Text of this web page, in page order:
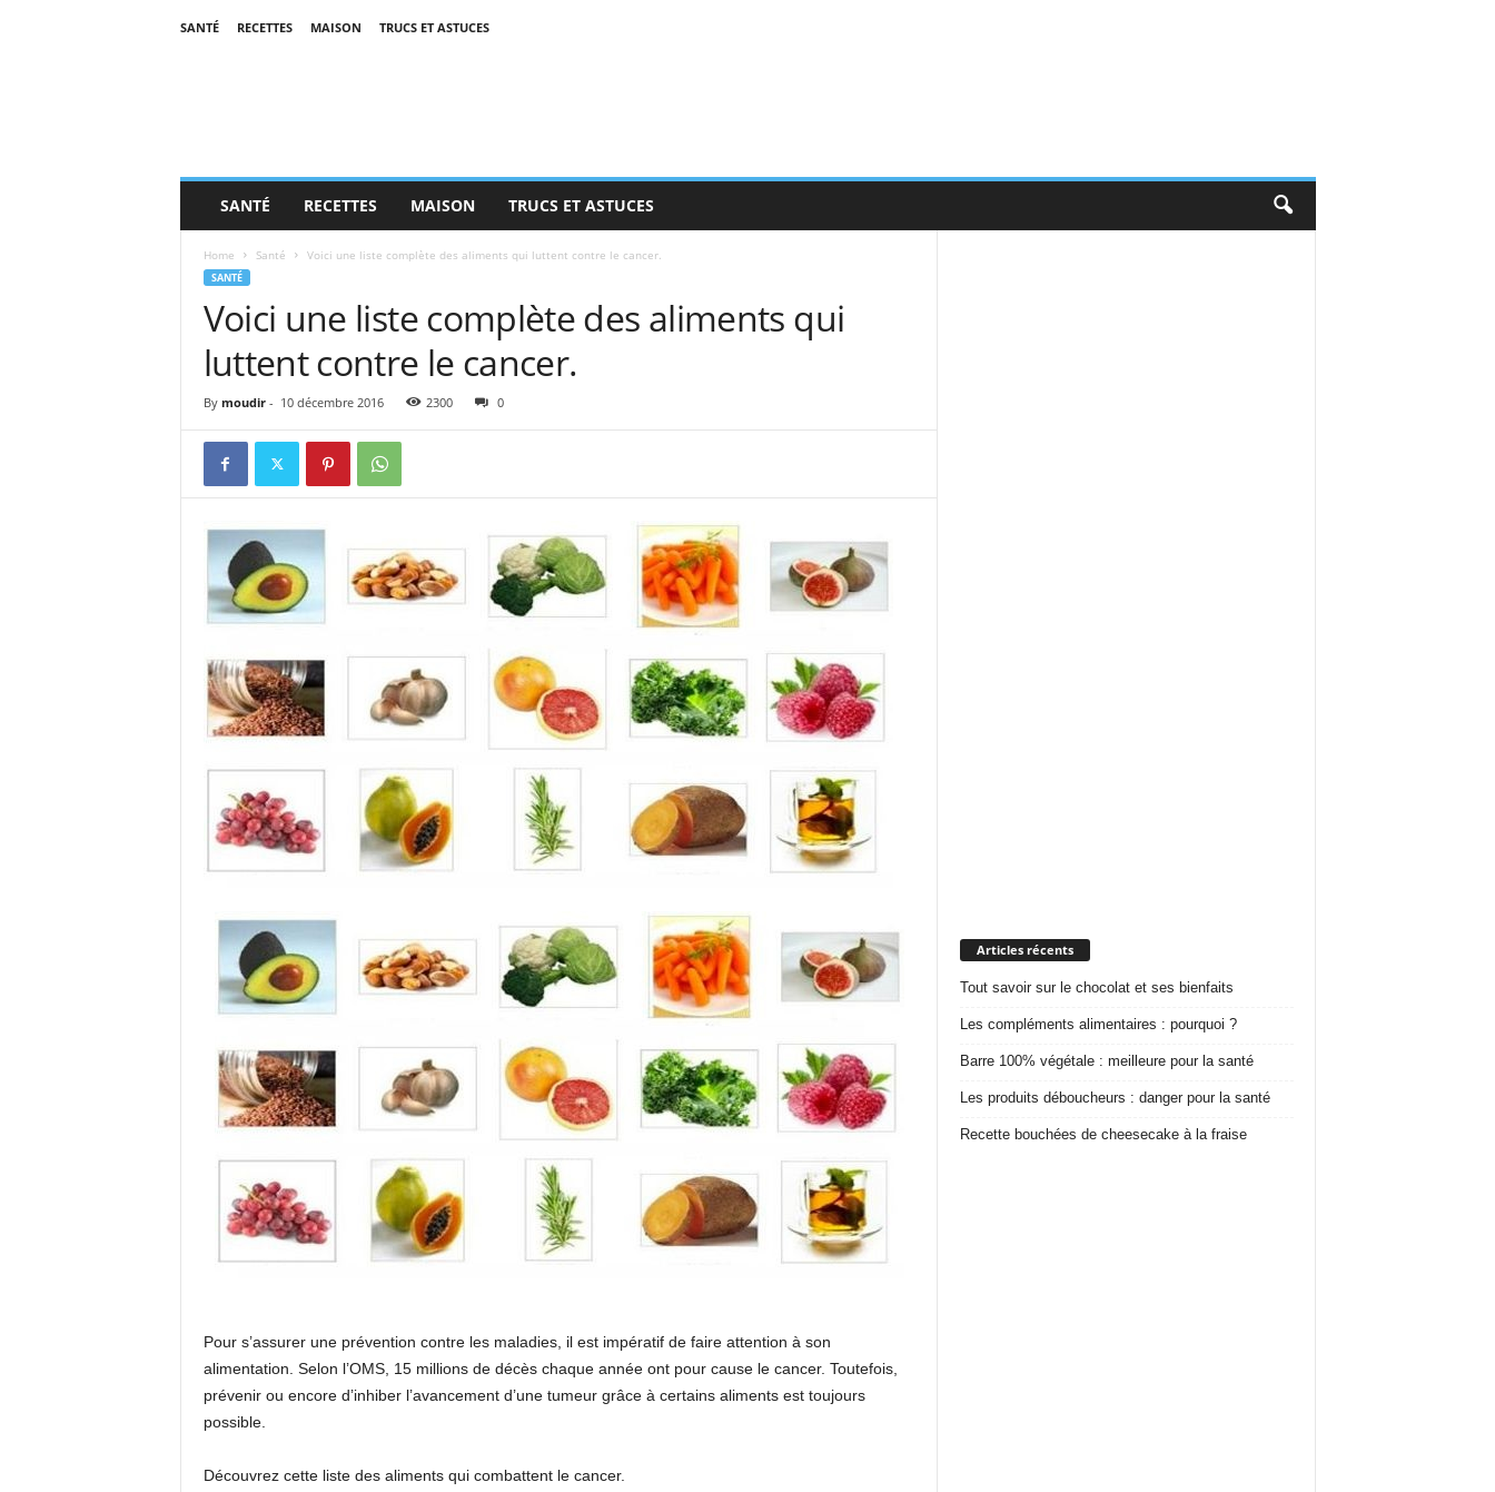
SANTÉ RECETTES MAISON TRUCS ET ASTUCES
SANTÉ RECETTES MAISON TRUCS ET ASTUCES
Home Santé Voici une liste complète des aliments qui luttent contre le cancer.
SANTÉ
Voici une liste complète des aliments qui
luttent contre le cancer.
By moudir- 10 décembre 2016 2300 0
Pour s’assurer une prévention contre les maladies, il est impératif de faire attention à son
alimentation. Selon l’OMS, 15 millions de décès chaque année ont pour cause le cancer. Toutefois,
prévenir ou encore d’inhiber l’avancement d’une tumeur grâce à certains aliments est toujours
possible.
Découvrez cette liste des aliments qui combattent le cancer.
Articles récents
Tout savoir sur le chocolat et ses bienfaits
Les compléments alimentaires : pourquoi ?
Barre 100% végétale : meilleure pour la santé
Les produits déboucheurs : danger pour la santé
Recette bouchées de cheesecake à la fraise